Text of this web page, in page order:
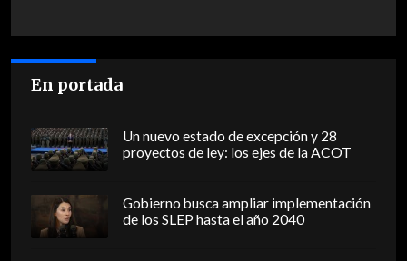
En portada
Un nuevo estado de excepción y 28
proyectos de ley: los ejes de la ACOT
Gobierno busca ampliar implementación
de los SLEP hasta el año 2040